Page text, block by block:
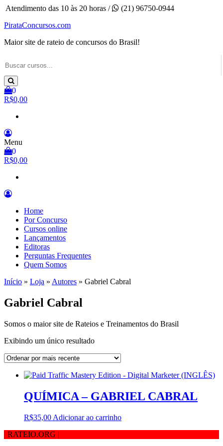
Pular
o
Atendimento das 10 às 20 horas /
(21) 96750-0944
PirataConcursos.com
Maior site de rateio de concursos do Brasil!
0
R$0,00
Menu
0
R$0,00
Home
Por Concurso
Cursos online
Lançamentos
Editoras
Perguntas Frequentes
Quem Somos
Início » Loja » Autores » Gabriel Cabral
Gabriel Cabral
Somos o maior site de Rateios e Treinamentos do Brasil
Exibindo um único resultado
QUÍMICA – GABRIEL CABRAL
R$35,00 Adicionar ao carrinho
| RATEIO.ORG |